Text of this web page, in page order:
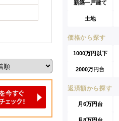
新築一戸建て
土地
価格から探す
1000万円以下
2000万円台
返済額から探す
月6万円台